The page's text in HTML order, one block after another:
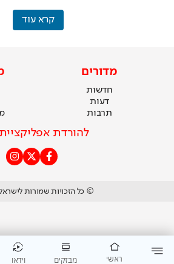
ראשי מבזקים וידאו
קרא עוד
מדורים
חדשות
דעות
תרבות
להורדת
© כל הזכויות שמורות